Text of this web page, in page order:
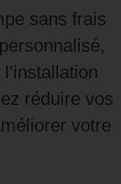
sans frais
réduire vos
votre